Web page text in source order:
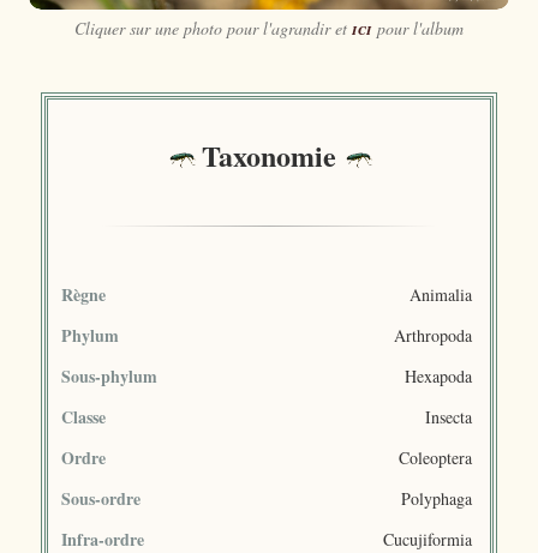
Cliquer sur une photo pour l'agrandir et ici pour l'album
Taxonomie
Règne Animalia
Phylum Arthropoda
Sous-phylum Hexapoda
Classe Insecta
Ordre Coleoptera
Sous-ordre Polyphaga
Infra-ordre Cucujiformia